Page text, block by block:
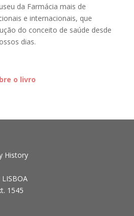
da Farmácia mais de
e internacionais, que
do conceito de saúde desde
dias.
o livro
History
1545